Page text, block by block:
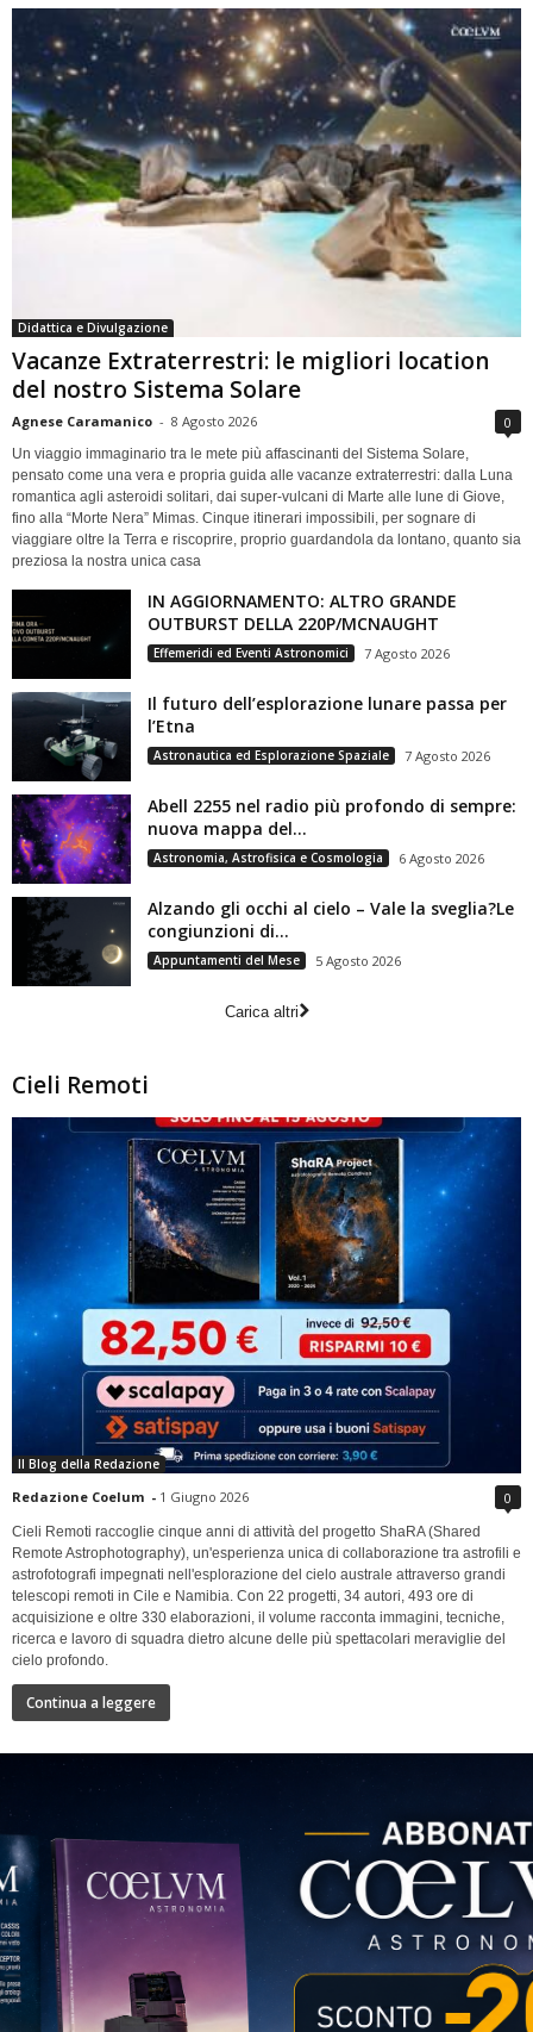
Didattica e Divulgazione
Vacanze Extraterrestri: le migliori location
del nostro Sistema Solare
Agnese Caramanico - 8 Agosto 2026 0
Un viaggio immaginario tra le mete più affascinanti del Sistema Solare,
pensato come una vera e propria guida alle vacanze extraterrestri: dalla Luna
romantica agli asteroidi solitari, dai super-vulcani di Marte alle lune di Giove,
fino alla “Morte Nera” Mimas. Cinque itinerari impossibili, per sognare di
viaggiare oltre la Terra e riscoprire, proprio guardandola da lontano, quanto sia
preziosa la nostra unica casa
IN AGGIORNAMENTO: ALTRO GRANDE
OUTBURST DELLA 220P/MCNAUGHT
Effemeridi ed Eventi Astronomici 7 Agosto 2026
Il futuro dell’esplorazione lunare passa per
l’Etna
Astronautica ed Esplorazione Spaziale 7 Agosto 2026
Abell 2255 nel radio più profondo di sempre:
nuova mappa del...
Astronomia, Astrofisica e Cosmologia 6 Agosto 2026
Alzando gli occhi al cielo – Vale la sveglia?Le
congiunzioni di...
Appuntamenti del Mese 5 Agosto 2026
Carica altri
Cieli Remoti
Il Blog della Redazione
Redazione Coelum - 1 Giugno 2026 0
Cieli Remoti raccoglie cinque anni di attività del progetto ShaRA (Shared
Remote Astrophotography), un'esperienza unica di collaborazione tra astrofili e
astrofotografi impegnati nell'esplorazione del cielo australe attraverso grandi
telescopi remoti in Cile e Namibia. Con 22 progetti, 34 autori, 493 ore di
acquisizione e oltre 330 elaborazioni, il volume racconta immagini, tecniche,
ricerca e lavoro di squadra dietro alcune delle più spettacolari meraviglie del
cielo profondo.
Continua a leggere